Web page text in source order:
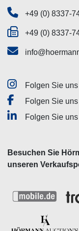
+49 (0) 8337-
+49 (0) 8337-
Folgen Sie
Folgen Sie
Folgen Sie
Besuchen Sie
unseren